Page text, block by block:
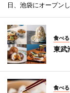
日、池袋にオープンし
食べる
東武
食べる